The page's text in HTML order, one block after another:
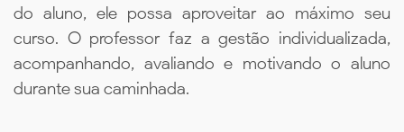
do aluno, ele possa aproveitar ao máximo seu
curso. O professor faz a gestão individualizada,
acompanhando, avaliando e motivando o aluno
durante sua caminhada.